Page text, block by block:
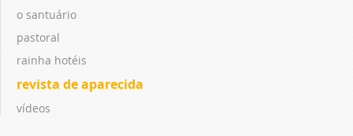
o santuário
pastoral
rainha hotéis
revista de aparecida
vídeos